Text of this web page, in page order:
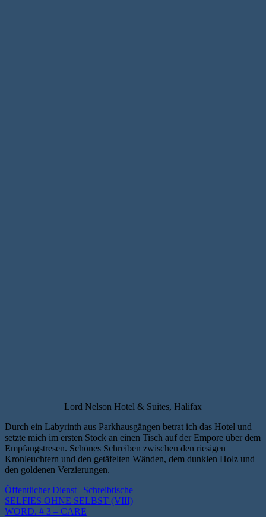
Lord Nelson Hotel & Suites, Halifax
Durch ein Labyrinth aus Parkhausgängen betrat ich das Hotel und
setzte mich im ersten Stock an einen Tisch auf der Empore über dem
Empfangstresen. Schönes Schreiben zwischen den riesigen
Kronleuchtern und den getäfelten Wänden, dem dunklen Holz und
den goldenen Verzierungen.
Öffentlicher Dienst | Schreibtische
SELFIES OHNE SELBST (VIII)
WORD. # 3 – CARE